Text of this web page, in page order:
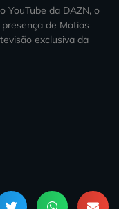
YouTube da DAZN, o
de Matias
exclusiva da